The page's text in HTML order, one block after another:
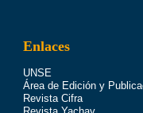
Enlaces
UNSE
Área de Edición y
Revista Cifra